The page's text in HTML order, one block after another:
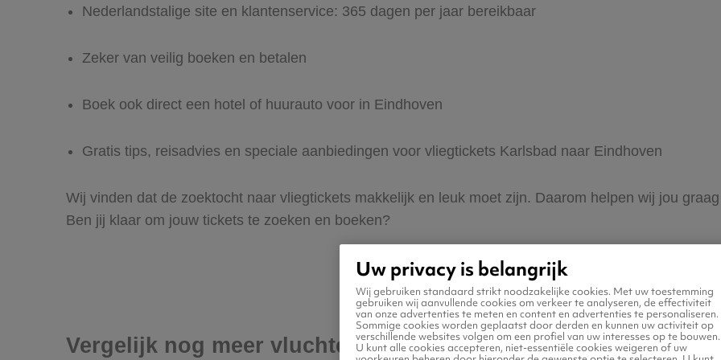
Nederlandstalige site en klantenservice: 365 dagen per jaar bereikbaar
Zeker van veilig boeken en betalen
Boek ook direct een hotel of huurauto voor in Eindhoven
Gratis tips, reisadvies en speciale aanbiedingen voor vliegtickets Karlsbad naar Eindhoven
Wij vinden dat de zoektocht naar vliegtickets makkelijk en leuk moet zijn. Daarom helpen wij jou
Ben jij klaar om jouw tickets te zoeken en boeken?
Vergelijk nog meer vluchten naar Eindhoven
Uw privacy is belangrijk
Wij gebruiken standaard strikt noodzakelijke cookies. Met uw toestemming
gebruiken wij aanvullende cookies om verkeer te analyseren, de effectiviteit
van onze advertenties te meten en content en advertenties te personaliseren.
Sommige cookies worden geplaatst door derden en kunnen uw activiteit op
verschillende websites volgen om een profiel van uw interesses op te bouwen.
U kunt alle cookies accepteren, niet-essentiële cookies weigeren of uw